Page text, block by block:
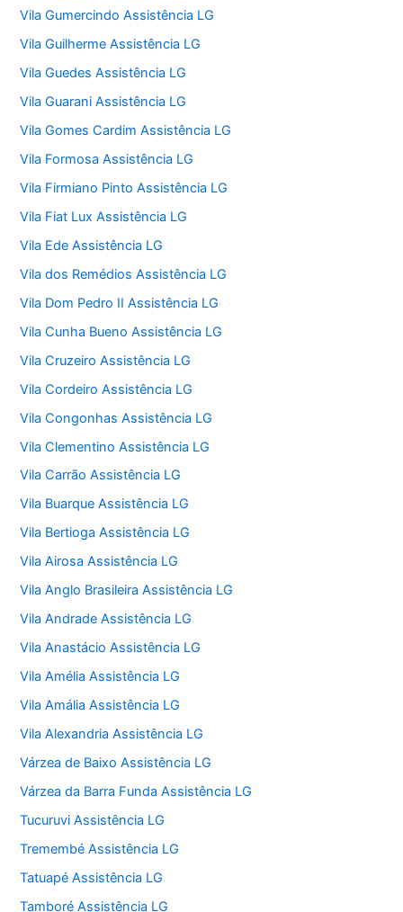
Vila Gumercindo Assistência LG
Vila Guilherme Assistência LG
Vila Guedes Assistência LG
Vila Guarani Assistência LG
Vila Gomes Cardim Assistência LG
Vila Formosa Assistência LG
Vila Firmiano Pinto Assistência LG
Vila Fiat Lux Assistência LG
Vila Ede Assistência LG
Vila dos Remédios Assistência LG
Vila Dom Pedro II Assistência LG
Vila Cunha Bueno Assistência LG
Vila Cruzeiro Assistência LG
Vila Cordeiro Assistência LG
Vila Congonhas Assistência LG
Vila Clementino Assistência LG
Vila Carrão Assistência LG
Vila Buarque Assistência LG
Vila Bertioga Assistência LG
Vila Airosa Assistência LG
Vila Anglo Brasileira Assistência LG
Vila Andrade Assistência LG
Vila Anastácio Assistência LG
Vila Amélia Assistência LG
Vila Amália Assistência LG
Vila Alexandria Assistência LG
Várzea de Baixo Assistência LG
Várzea da Barra Funda Assistência LG
Tucuruvi Assistência LG
Tremembé Assistência LG
Tatuapé Assistência LG
Tamboré Assistência LG